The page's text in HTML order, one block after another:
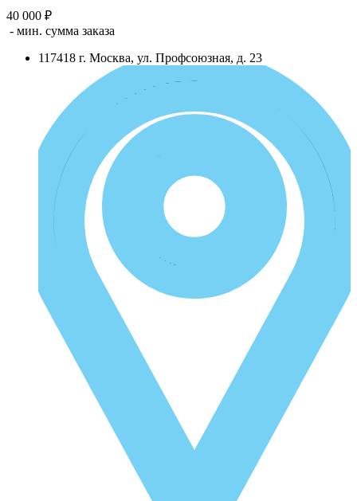
40 000 ₽
- мин. сумма заказа
117418 г. Москва, ул. Профсоюзная, д. 23